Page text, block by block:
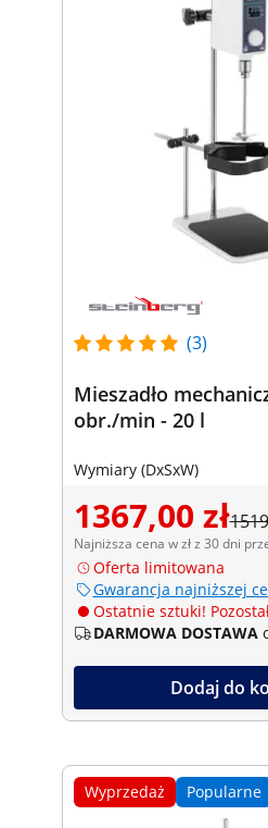
(3)
Mieszadło
obr./min - 20 l
Wymiary (DxSxW)
1367,00 zł
Najniższa cena w zł z 30 dni
Oferta limitowana
Gwarancja najniższej
Ostatnie sztuki!
DARMOWA DOSTAWA
Dodaj do
Wyprzedaż Popularne